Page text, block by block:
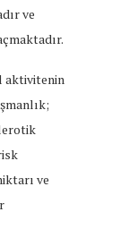
ve
aktivitenin
ve